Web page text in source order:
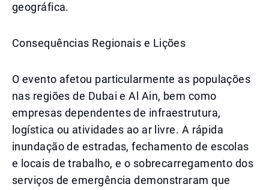
geográfica.
Consequências Regionais e Lições
O evento afetou particularmente as populações
nas regiões de Dubai e Al Ain, bem como
empresas dependentes de infraestrutura,
logística ou atividades ao ar livre. A rápida
inundação de estradas, fechamento de escolas
e locais de trabalho, e o sobrecarregamento dos
serviços de emergência demonstraram que